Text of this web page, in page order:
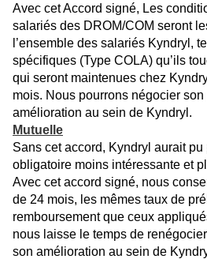
Avec cet Accord signé, Les
salariés des DROM/COM seront
l’ensemble des salariés Kyndryl,
spécifiques (Type COLA) qu’ils
qui seront maintenues chez
mois. Nous pourrons négocier
amélioration au sein de Kyndryl.
Mutuelle
Sans cet accord, Kyndryl aurait
obligatoire moins intéressante et
Avec cet accord signé, nous
de 24 mois, les mêmes taux de
remboursement que ceux
nous laisse le temps de
son amélioration au sein de